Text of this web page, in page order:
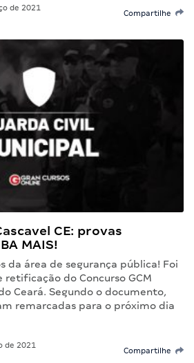
de 2021
Compartilhe
CE: provas
MAIS!
da área de segurança pública! Foi
do Concurso GCM
Ceará. Segundo o documento,
remarcadas para o próximo dia
de 2021
Compartilhe